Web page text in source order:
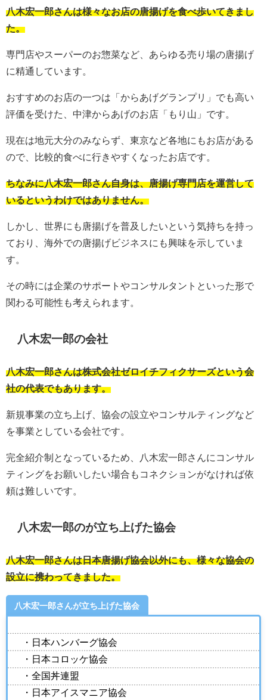
八木宏一郎さんは様々なお店の唐揚げを食べ歩いてきまし
た。
専門店やスーパーのお惣菜など、あらゆる売り場の唐揚げ
に精通しています。
おすすめのお店の一つは「からあげグランプリ」でも高い
評価を受けた、中津からあげのお店「もり山」です。
現在は地元大分のみならず、東京など各地にもお店がある
ので、比較的食べに行きやすくなったお店です。
ちなみに八木宏一郎さん自身は、唐揚げ専門店を運営して
いるというわけではありません。
しかし、世界にも唐揚げを普及したいという気持ちを持っ
ており、海外での唐揚げビジネスにも興味を示していま
す。
その時には企業のサポートやコンサルタントといった形で
関わる可能性も考えられます。
八木宏一郎の会社
八木宏一郎さんは株式会社ゼロイチフィクサーズという会
社の代表でもあります。
新規事業の立ち上げ、協会の設立やコンサルティングなど
を事業としている会社です。
完全紹介制となっているため、八木宏一郎さんにコンサル
ティングをお願いしたい場合もコネクションがなければ依
頼は難しいです。
八木宏一郎のが立ち上げた協会
八木宏一郎さんは日本唐揚げ協会以外にも、様々な協会の
設立に携わってきました。
八木宏一郎さんが立ち上げた協会
・日本ハンバーグ協会
・日本コロッケ協会
・全国丼連盟
・日本アイスマニア協会